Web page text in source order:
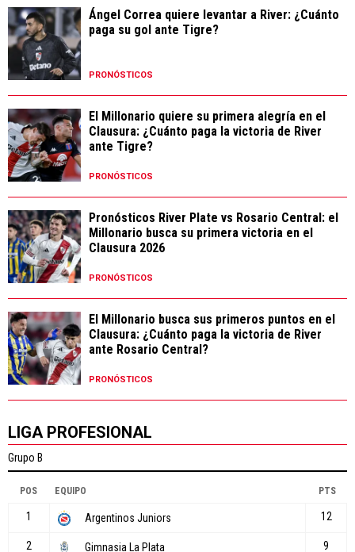
Ángel Correa quiere levantar a River: ¿Cuánto
paga su gol ante Tigre?
PRONÓSTICOS
El Millonario quiere su primera alegría en el
Clausura: ¿Cuánto paga la victoria de River
ante Tigre?
PRONÓSTICOS
Pronósticos River Plate vs Rosario Central: el
Millonario busca su primera victoria en el
Clausura 2026
PRONÓSTICOS
El Millonario busca sus primeros puntos en el
Clausura: ¿Cuánto paga la victoria de River
ante Rosario Central?
PRONÓSTICOS
LIGA PROFESIONAL